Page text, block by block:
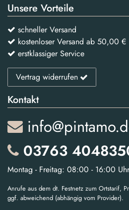
Unsere Vorteile
schneller Versand
kostenloser Versand ab 50,00 €
erstklassiger Service
Vertrag widerrufen
Kontakt
03763
Montag - Freitag: 08:00 - 16:00 Uhr
Anrufe aus dem dt. Festnetz zum Ortstarif,
ggf. abweichend (abhängig vom Provider).